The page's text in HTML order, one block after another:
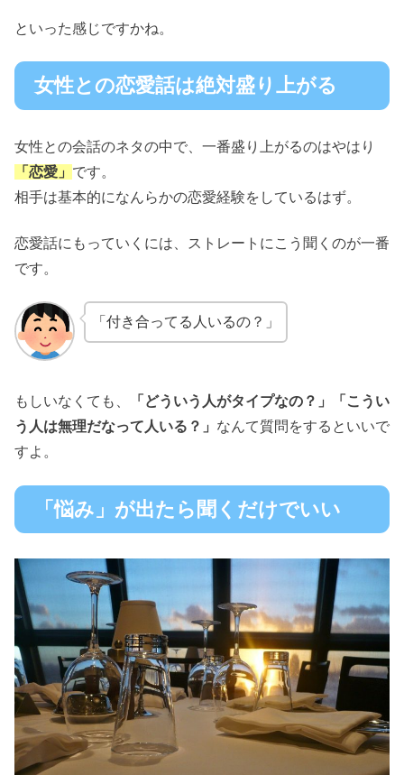
といった感じですかね。
女性との恋愛話は絶対盛り上がる
女性との会話のネタの中で、一番盛り上がるのはやはり
「恋愛」 です。
相手は基本的になんらかの恋愛経験をしているはず。
恋愛話にもっていくには、ストレートにこう聞くのが一番
です。
「付き合ってる人いるの？」
もしいなくても、
「どういう人がタイプなの？」「こうい
う人は無理だなって人いる？」 なんて質問をするといいで
すよ。
「悩み」が出たら聞くだけでいい